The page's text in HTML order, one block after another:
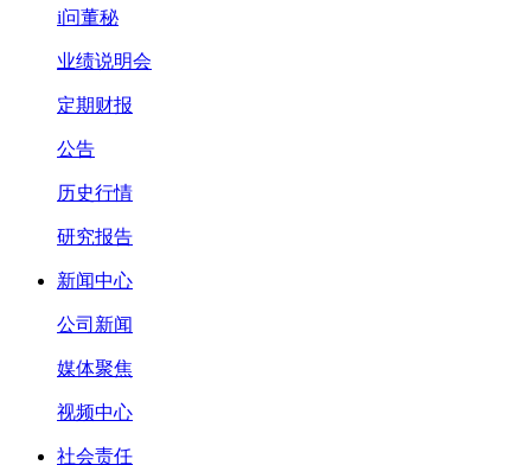
i问董秘
业绩说明会
定期财报
公告
历史行情
研究报告
新闻中心
公司新闻
媒体聚焦
视频中心
社会责任